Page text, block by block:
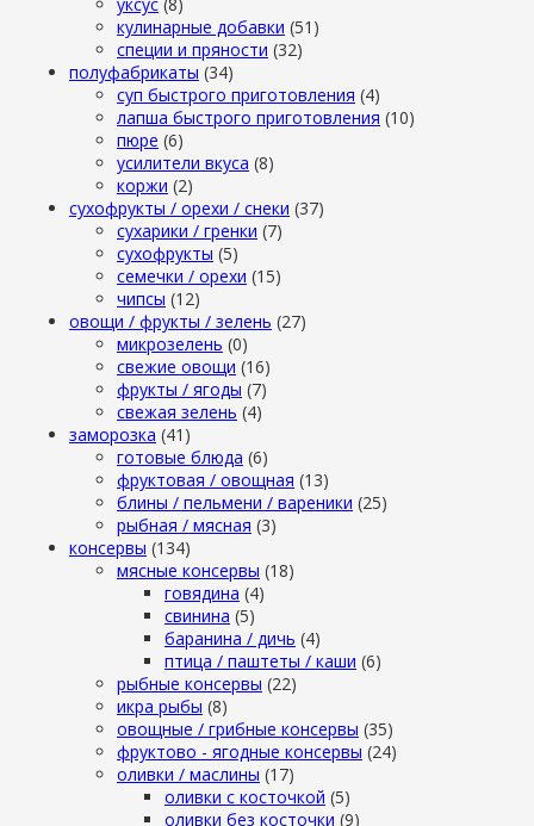
кулинарные добавки (51)
специи и пряности (32)
полуфабрикаты (34)
суп быстрого приготовления (4)
лапша быстрого приготовления (10)
пюре (6)
усилители вкуса (8)
коржи (2)
сухофрукты / орехи / снеки (37)
сухарики / гренки (7)
сухофрукты (5)
семечки / орехи (15)
чипсы (12)
овощи / фрукты / зелень (27)
микрозелень (0)
свежие овощи (16)
фрукты / ягоды (7)
свежая зелень (4)
заморозка (41)
готовые блюда (6)
фруктовая / овощная (13)
блины / пельмени / вареники (25)
рыбная / мясная (3)
консервы (134)
мясные консервы (18)
говядина (4)
свинина (5)
баранина / дичь (4)
птица / паштеты / каши (6)
рыбные консервы (22)
икра рыбы (8)
овощные / грибные консервы (35)
фруктово - ягодные консервы (24)
оливки / маслины (17)
оливки с косточкой (5)
оливки без косточки (9)